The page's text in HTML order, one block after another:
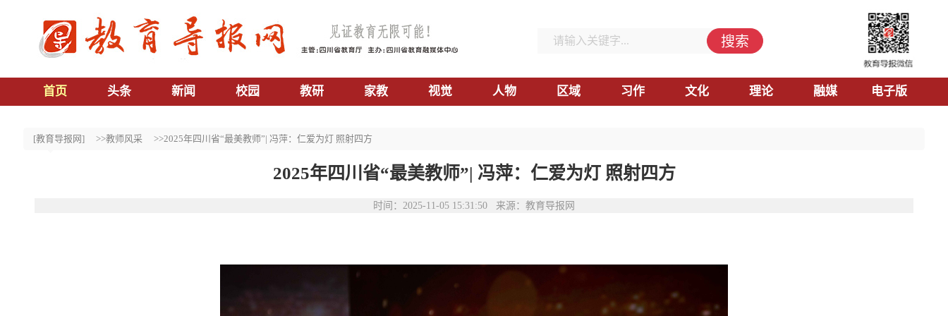
首页 头条 新闻 校园 教研 家教 视觉 人物 区域 习作 文化 理论 融媒 电子版
搜索
[教育导报网] >>教师风采 >>2025年四川省“最美教师”| 冯萍：仁爱为灯 照射四方
2025年四川省“最美教师”| 冯萍：仁爱为灯 照射四方
时间：2025-11-05 15:31:50 来源：教育导报网